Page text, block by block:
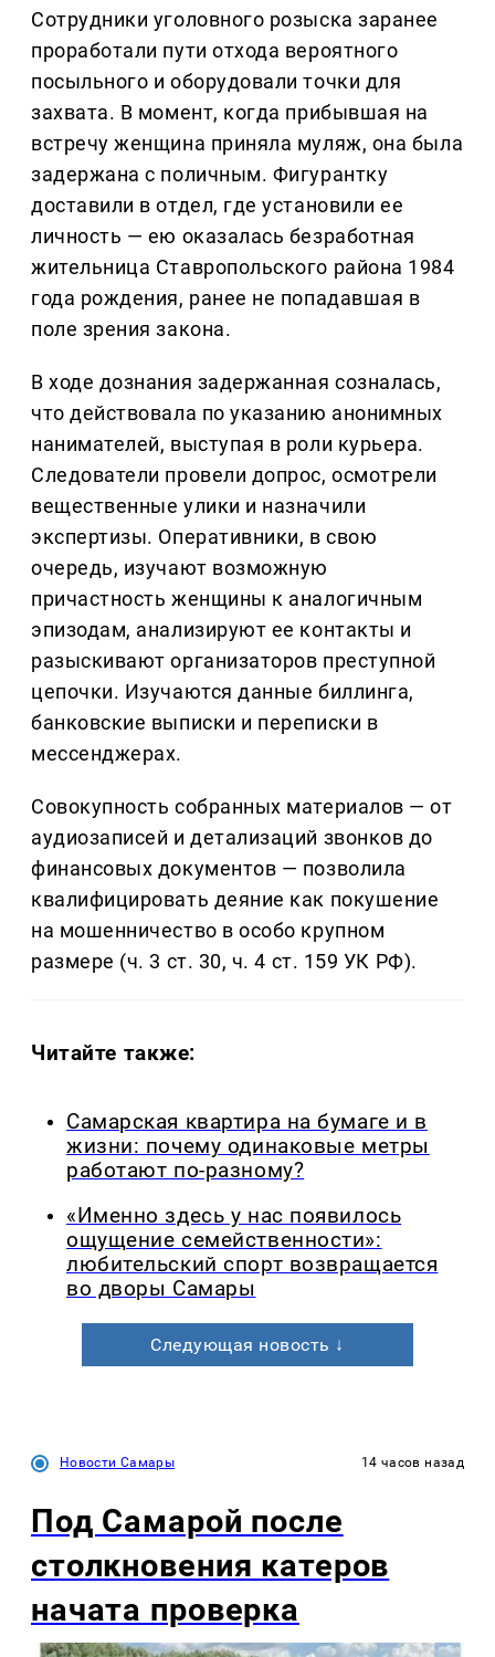
Сотрудники уголовного розыска заранее
проработали пути отхода вероятного
посыльного и оборудовали точки для
захвата. В момент, когда прибывшая на
встречу женщина приняла муляж, она была
задержана с поличным. Фигурантку
доставили в отдел, где установили ее
личность — ею оказалась безработная
жительница Ставропольского района 1984
года рождения, ранее не попадавшая в
поле зрения закона.
В ходе дознания задержанная созналась,
что действовала по указанию анонимных
нанимателей, выступая в роли курьера.
Следователи провели допрос, осмотрели
вещественные улики и назначили
экспертизы. Оперативники, в свою
очередь, изучают возможную
причастность женщины к аналогичным
эпизодам, анализируют ее контакты и
разыскивают организаторов преступной
цепочки. Изучаются данные биллинга,
банковские выписки и переписки в
мессенджерах.
Совокупность собранных материалов — от
аудиозаписей и детализаций звонков до
финансовых документов — позволила
квалифицировать деяние как покушение
на мошенничество в особо крупном
размере (ч. 3 ст. 30, ч. 4 ст. 159 УК РФ).
Читайте также:
Самарская квартира на бумаге и в
жизни: почему одинаковые метры
работают по-разному?
«Именно здесь у нас появилось
ощущение семейственности»:
любительский спорт возвращается
во дворы Самары
Следующая новость ↓
Новости Самары 14 часов назад
Под Самарой после
столкновения катеров
начата проверка